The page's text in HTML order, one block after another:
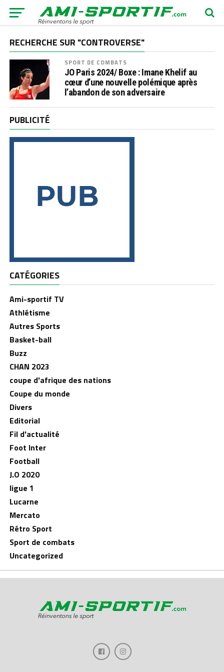
RECHERCHE SUR "CONTROVERSE"
SPORT DE COMBATS
JO Paris 2024/ Boxe : Imane Khelif au
cœur d’une nouvelle polémique après
l’abandon de son adversaire
PUBLICITÉ
CATÉGORIES
Ami-sportif TV
Athlétisme
Autres Sports
Basket-ball
Buzz
CHAN 2023
coupe d'afrique des nations
Coupe du monde
Divers
Editorial
Fil d'actualité
Foot Inter
Football
J.O 2020
ligue 1
Lucarne
Mercato
Rétro Sport
Sport de combats
Uncategorized